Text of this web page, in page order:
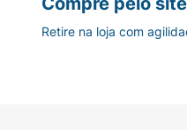
Retire na loja com